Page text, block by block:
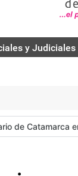
y Judiciales
de Catamarca